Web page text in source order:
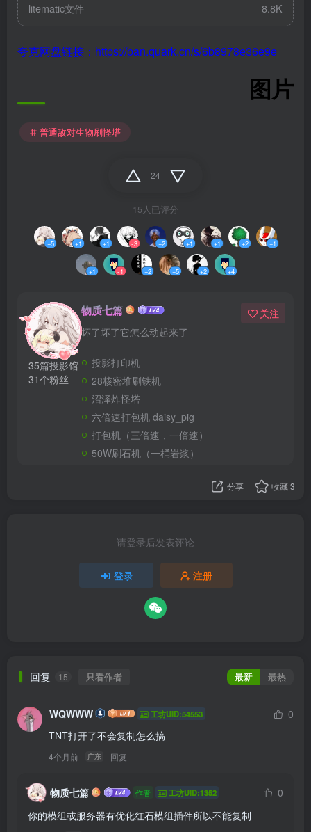
litematic文件 8.8K
夸克网盘链接：https://pan.quark.cn/s/6b8978e36e9e
图片
普通敌对生物刷怪塔
24
15人已评分
+5 +1 +1 -3 +2 +1 +1 +2 +1
+1 -1 +2 +5 +2 +4
35篇投影馆
31个粉丝
物质七篇
坏了坏了它怎么动起来了
关注
投影打印机
28核密堆刷铁机
沼泽炸怪塔
六倍速打包机 daisy_pig
打包机（三倍速，一倍速）
50W刷石机（一桶岩浆）
分享 收藏3
请登录后发表评论
登录 注册
回复 15 只看作者 最新 最热
WQWWW 工坊UID:54553
0
TNT打开了不会复制怎么搞
4个月前 广东 回复
物质七篇 作者 工坊UID:1352
0
你的模组或服务器有优化红石模组插件所以不能复制